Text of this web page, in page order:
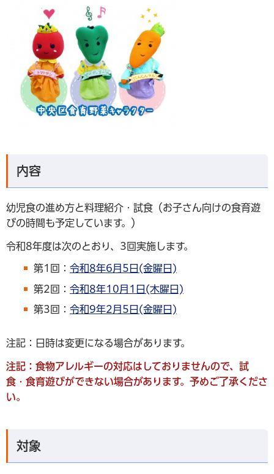
内容
幼児食の進め方と料理紹介・試食（お子さん向けの食育遊
びの時間も予定しています。）
令和8年度は次のとおり、3回実施します。
第1回： 令和8年6月5日(金曜日)
第2回： 令和8年10月1日(木曜日)
第3回： 令和9年2月5日(金曜日)
注記：日時は変更になる場合があります。
注記：食物アレルギーの対応はしておりませんので、試
食・食育遊びができない場合があります。予めご了承くださ
い。
対象